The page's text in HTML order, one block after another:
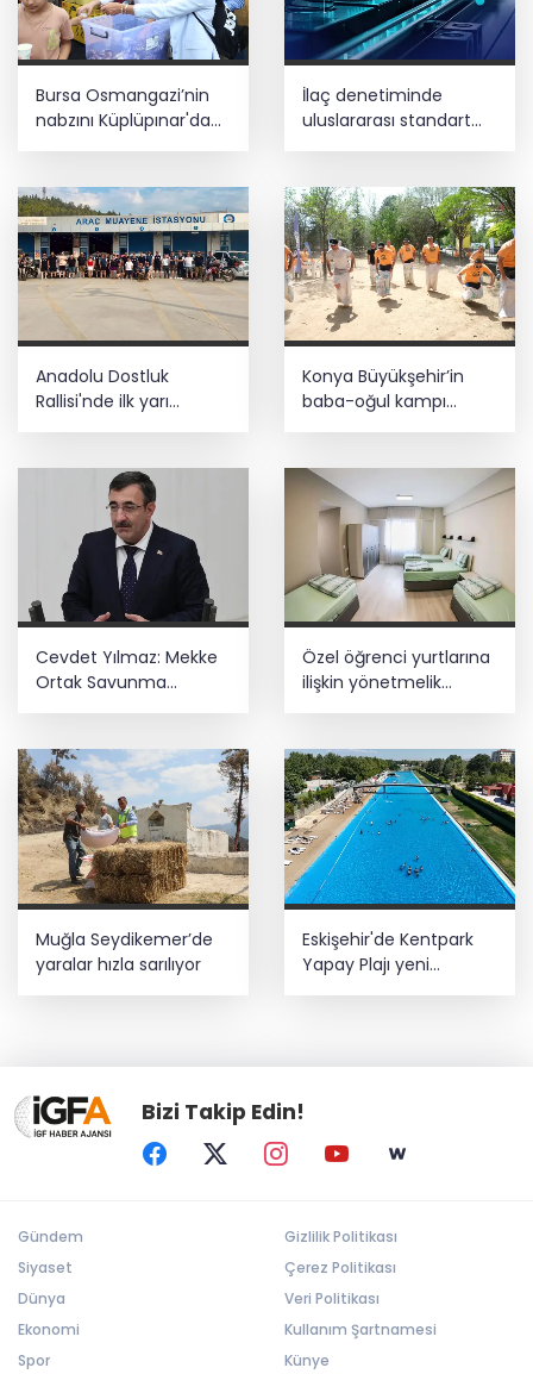
Bursa Osmangazi’nin
nabzını Küplüpınar'da
İlaç denetiminde
uluslararası standart
Anadolu Dostluk
Rallisi'nde ilk yarı
tamamlandı
Konya Büyükşehir’in
baba-oğul kampı
Ağustos'ta da sürecek
Cevdet Yılmaz: Mekke
Ortak Savunma
Anlaşması bölgesel
sağlayacak
Özel öğrenci yurtlarına
ilişkin yönetmelik
değişikliği... Geçiş süresi
Muğla Seydikemer’de
yaralar hızla sarılıyor
Eskişehir'de Kentpark
Yapay Plajı yeni
Bizi Takip Edin!
Gündem
Siyaset
Dünya
Ekonomi
Spor
Gizlilik Politikası
Çerez Politikası
Veri Politikası
Kullanım Şartnamesi
Künye